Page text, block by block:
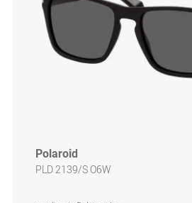
Polaroid
PLD 2139/S O6W